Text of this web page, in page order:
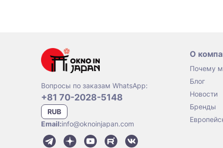
Вопросы по заказам WhatsApp:
+81 70-2028-5148
RUB
Email:info@oknoinjapan.com
О
Почему
Блог
Новости
Бренды